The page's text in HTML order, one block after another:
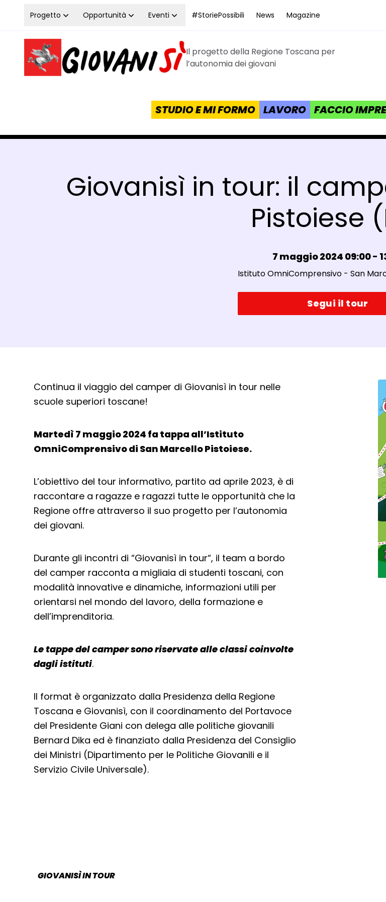
Vai al contenuto
Progetto Opportunità Eventi #StoriePossibili News Magazine
Homepage Giovanisì - Progetto della Regione Toscana
Il progetto della Regione Toscana per
l’autonomia dei giovani
STUDIO E MI FORMO LAVORO FACCIO
Giovanisì in tour: il
Pistoiese
Data e ora:
7 maggio 2024 09:00 -
Luogo:
Istituto OmniComprensivo - San
Segui il tour
Dettagli evento
Continua il viaggio del camper di Giovanisì in tour nelle
scuole superiori toscane!
Martedì 7 maggio 2024 fa tappa all’Istituto
OmniComprensivo di San Marcello Pistoiese.
L’obiettivo del tour informativo, partito ad aprile 2023, è di
raccontare a ragazze e ragazzi tutte le opportunità che la
Regione offre attraverso il suo progetto per l’autonomia
dei giovani.
Durante gli incontri di “Giovanisì in tour“, il team a bordo
del camper racconta a migliaia di studenti toscani, con
modalità innovative e dinamiche, informazioni utili per
orientarsi nel mondo del lavoro, della formazione e
dell’imprenditoria.
Le tappe del camper sono riservate alle classi coinvolte
dagli istituti.
Il format è organizzato dalla Presidenza della Regione
Toscana e Giovanisì, con il coordinamento del Portavoce
del Presidente Giani con delega alle politiche giovanili
Bernard Dika ed è finanziato dalla Presidenza del Consiglio
dei Ministri (Dipartimento per le Politiche Giovanili e il
Servizio Civile Universale).
CATEGORIA:
GIOVANISÌ IN TOUR